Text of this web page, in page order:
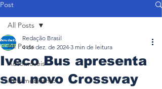
Post
All Posts
Automóveis
Automobilismo
All Posts
Iveco Bus apresenta
seu novo Crossway
Redação Brasil
4 de dez. de 2024 3 min de leitura